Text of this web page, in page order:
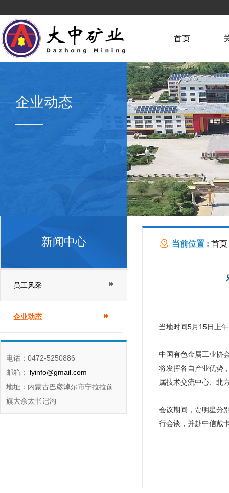
首页
企业动态
新闻中心
员工风采
企业动态
电话：0472-5250886
邮箱：
lyinfo@gmail.com
地址：内蒙古巴彦淖尔市宁拉拉前
旗大佘太书记沟
当前位置 : 首页
当地时间5月15日上
中国有色金属工业协
将发挥各自产业优势
属技术交流中心、北
会议期间，贾明星分
行会谈，并赴中信戴